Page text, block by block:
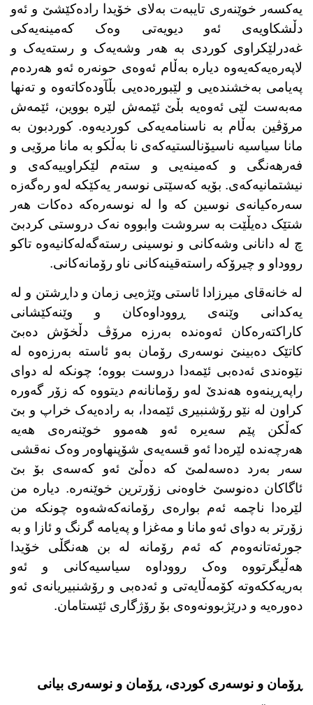
یەکسەر خوێنەری تایبەت بەلای خۆیدا رادەکێشێ و ئەو
دڵشکاویەی ئەو دیویەتی وەک کەمینەیەکی
غەدرلێکراوی کوردی بە هەر وشەیەک و رستەیەک و
لاپەرەیەکەیەوە دیارە بەڵام ئەوەی حونەرە ئەو هەردەم
پەیامی بەخشندەیی و لێبورەدەیی بڵآودەکاتەوە و تەنها
مەبەست لێی ئەوەیە بڵێ ئێمەش لێرە بووین، ئێمەش
مرۆڤین بەڵام بە ناسنامەیەکی کوردیەوە. کوردبون بە
مانا سیاسیە ناسیۆنالستیەکەی نا بەڵکو بە مانا مرۆیی و
فەرهەنگی و کەمینەیی و ستەم لێکراوییەکەی و
نیشتمانیەکەی. بۆیە کەسێتی نوسەر یەکێکە لەو رەگەزە
سەرەکیانەی نوسین کە وا لە نوسەرەکە دەکات هەر
شتێک دەیڵێت بە سروشت وابووە نەک دروستی کردبێ
چ لە دانانی وشەکانی و نوسینی رستەگەلەکانیەوە تاکو
رووداو و چیرۆکە راستەقینەکانی ناو رۆمانەکانی.
لە خانەقای میرزادا ئاستی وێژەیی زمان و داڕشتن و لە
یەکدانی وێنەی ڕووداوەکان و وێنەکێشانی
کاراکتەرەکان ئەوەندە بەرزە مرۆڤ دڵخۆش دەبێ
کاتێک دەبینێ نوسەری رۆمان بەو ئاستە بەرزەوە لە
نێوەندی ئەدەبی ئێمەدا دروست بووە؛ چونکە لە دوای
راپەڕینەوە هەندێ لەو رۆمانانەم دیتووە کە زۆر گەورە
کراون لە نێو رۆشنبیری ئێمەدا، بە رادەیەک خراپ و بێ
کەڵکن پێم سەیرە ئەو هەموو خوێنەرەی هەیە
هەرچەندە لێرەدا ئەو قسەیەی شۆپنهاوەر وەک نەقشی
سەر بەرد دەسەلمێ کە دەڵێ ئەو کەسەی بۆ بێ
ئاگاکان دەنوسێ خاوەنی زۆرترین خوێنەرە. دیارە من
لێرەدا ناچمە ئەم بوارەی رۆمانەکەشەوە چونکە من
زۆرتر بە دوای ئەو مانا و مەغزا و پەیامە گرنگ و ئازا و بە
جورئەتانەوەم کە ئەم رۆمانە لە بن هەنگڵی خۆیدا
هەڵیگرتووە وەک رووداوە سیاسیەکانی و ئەو
بەریەککەوتە کۆمەڵایەتی و ئەدەبی و رۆشنبیریانەی ئەو
دەورەیە و درێژبوونەوەی بۆ رۆژگاری ئێستامان.
ڕۆمان و نوسەر ی کوردی، ڕۆمان و نوسەری بیانی